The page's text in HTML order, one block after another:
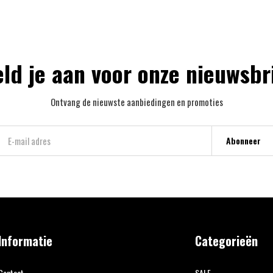
je aan voor onze
Ontvang de nieuwste aanbiedingen en promoties
Abonneer
Categorieën